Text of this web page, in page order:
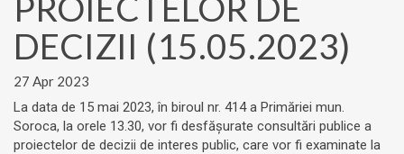
DECIZII (15.05.2023)
27 Apr 2023
La data de 15 mai 2023, în biroul nr. 414 a Primăriei mun.
Soroca, la orele 13.30, vor fi desfăşurate consultări publice a
proiectelor de decizii de interes public, care vor fi examinate la